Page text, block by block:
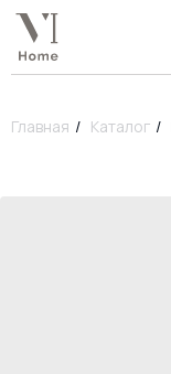
Главная / Каталог /